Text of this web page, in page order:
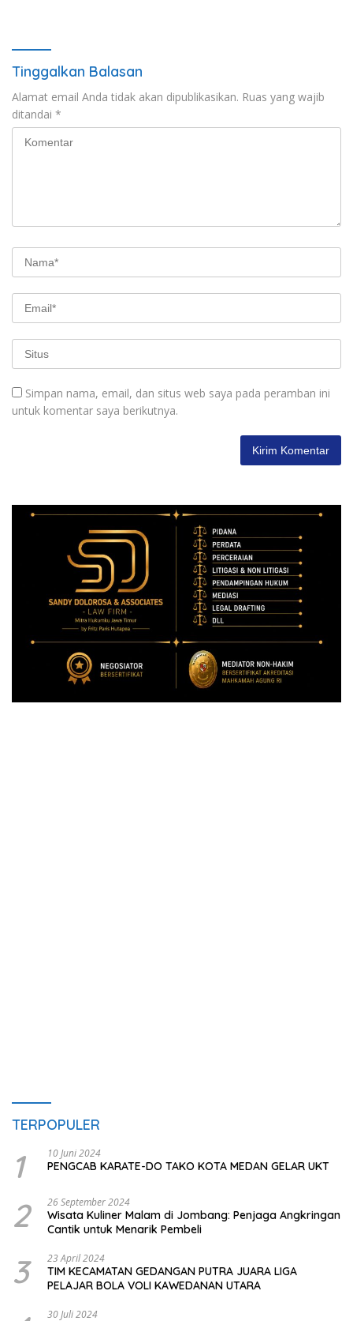
Tinggalkan Balasan
Alamat email Anda tidak akan dipublikasikan. Ruas yang wajib
ditandai *
Simpan nama, email, dan situs web saya pada peramban ini
untuk komentar saya berikutnya.
TERPOPULER
1 10 Juni 2024
PENGCAB KARATE-DO TAKO KOTA MEDAN GELAR UKT
2 26 September 2024
Wisata Kuliner Malam di Jombang: Penjaga Angkringan
Cantik untuk Menarik Pembeli
3 23 April 2024
TIM KECAMATAN GEDANGAN PUTRA JUARA LIGA
PELAJAR BOLA VOLI KAWEDANAN UTARA
30 Juli 2024